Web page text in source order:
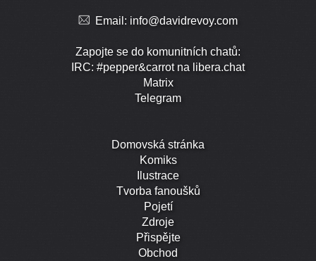
Email: info@davidrevoy.com
Zapojte se do komunitních chatů:
IRC: #pepper&carrot na libera.chat
Matrix
Telegram
Domovská stránka
Komiks
Ilustrace
Tvorba fanoušků
Pojetí
Zdroje
Přispějte
Obchod